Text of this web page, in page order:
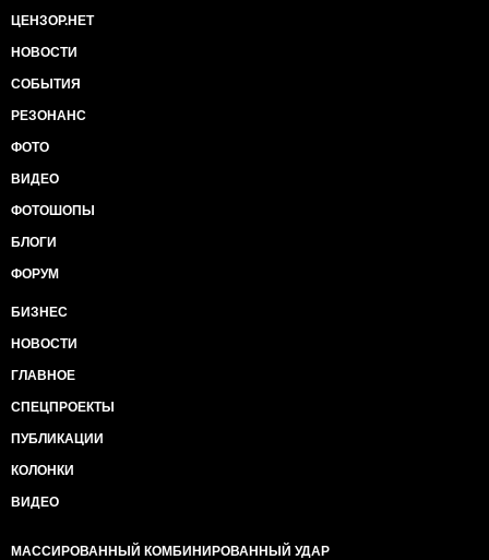
ЦЕНЗОР.НЕТ
НОВОСТИ
СОБЫТИЯ
РЕЗОНАНС
ФОТО
ВИДЕО
ФОТОШОПЫ
БЛОГИ
ФОРУМ
БИЗНЕС
НОВОСТИ
ГЛАВНОЕ
СПЕЦПРОЕКТЫ
ПУБЛИКАЦИИ
КОЛОНКИ
ВИДЕО
МАССИРОВАННЫЙ КОМБИНИРОВАННЫЙ УДАР